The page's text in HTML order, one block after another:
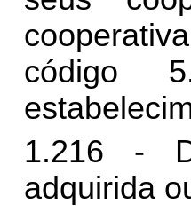
código
1.216 -
adquirida